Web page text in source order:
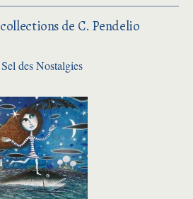
de C. Pendelio
des Nostalgies